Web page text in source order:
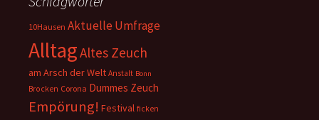
10Hausen Aktuelle Umfrage
AlltagAltes Zeuch
am Arsch der Welt Anstalt Bonn
Brocken Corona Dummes Zeuch
Empörung! Festival ficken